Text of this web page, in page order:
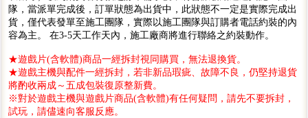
隊，當派單完成後，訂單狀態為出貨中，此狀態不一定是實際完成出
貨，僅代表發單至施工團隊，實際以施工團隊與訂購者電話約裝的內
容為主。 在3-5天工作天內，施工廠商將進行聯絡之約裝動作。
★遊戲片(含軟體)商品一經拆封視同購買，無法退換貨。
★遊戲主機與配件一經拆封，若非新品瑕疵、故障不良，仍堅持退貨
將酌收兩成～五成包裝復原整新費。
※對於遊戲主機與遊戲片商品(含軟體)有任何疑問，請先不要拆封，
試玩，請儘速向客服反應。